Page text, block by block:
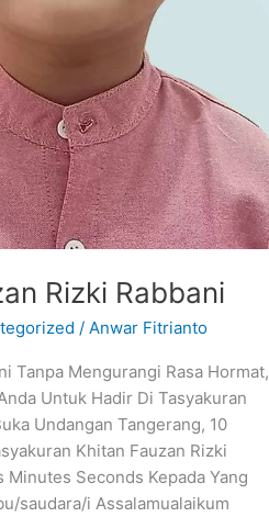
Rizki Rabbani
/Anwar Fitrianto
Tanpa Mengurangi Rasa Hormat,
Untuk Hadir Di Tasyakuran
Undangan Tangerang, 10
Khitan Fauzan Rizki
Minutes Seconds Kepada Yang
saudara/i Assalamualaikum